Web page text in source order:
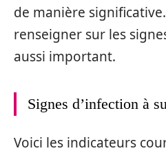
de manière
renseigner sur les
aussi important.
Signes d’infection à
Voici les indicateurs